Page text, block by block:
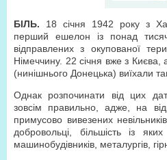
БІЛЬ. 18 січня 1942 року з
перший ешелон із понад
відправлених з окупованої
Німеччину. 22 січня вже з Києва,
(нинішнього Донецька) виїхали
Однак розпочинати від цих
зовсім правильно, адже, на
примусово вивезених
добровольці, більшість із
машинобудівників, металургів,